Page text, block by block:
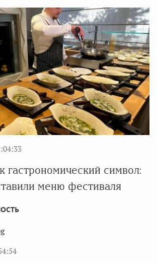
гастрономический символ:
меню фестиваля